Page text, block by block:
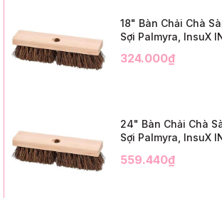
18" Bàn Chải Chà
Sợi Palmyra, InsuX
Trim)
324.000₫
24" Bàn Chải Chà
Sợi Palmyra, InsuX
3" Trim)
559.440₫